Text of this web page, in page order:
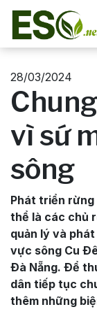
28/03/2024
vì sứ
sông
Phát triển rừng
thể là các chủ
quản lý và
vực sông Cu
Ðà Nẵng. Ðể
dân tiếp tục
thêm những